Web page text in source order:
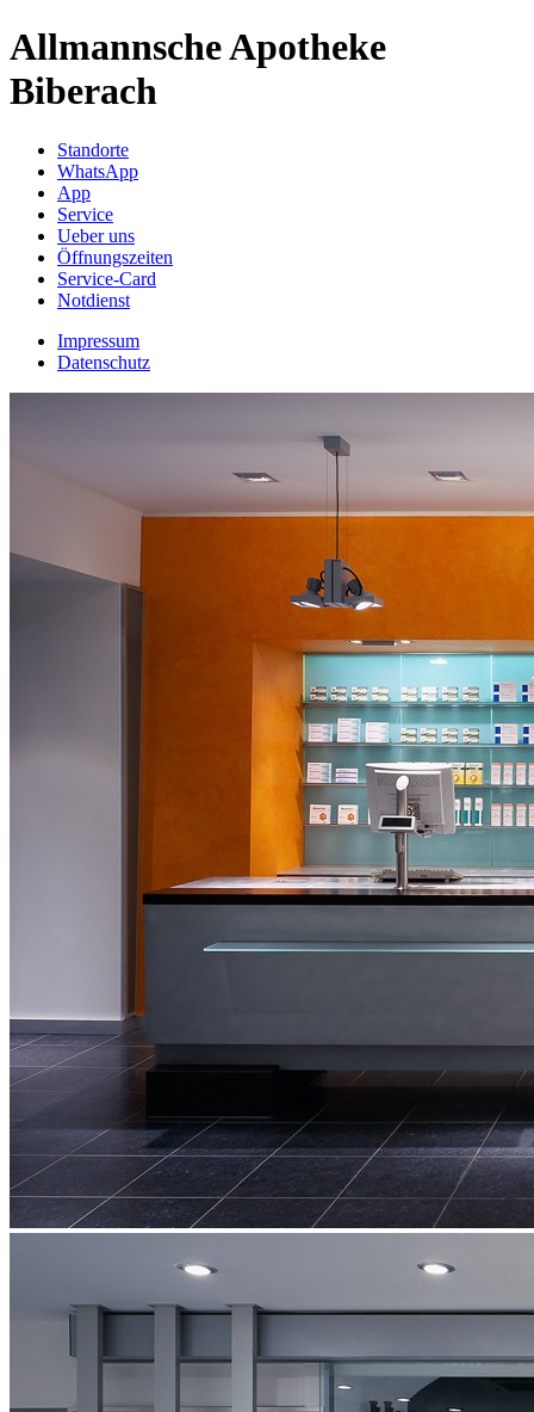
Allmannsche Apotheke
Biberach
Standorte
WhatsApp
App
Service
Ueber uns
Öffnungszeiten
Service-Card
Notdienst
Impressum
Datenschutz